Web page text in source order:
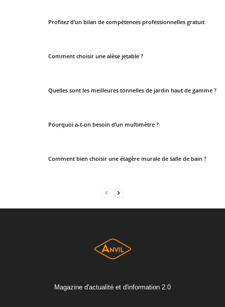
Profitez d’un bilan de compétences professionnelles gratuit
Comment choisir une alèse jetable ?
Quelles sont les meilleures tonnelles de jardin haut de gamme ?
Pourquoi a-t-on besoin d’un multimètre ?
Comment bien choisir une étagère murale de salle de bain ?
Magazine d'actualité et d'information 2.0